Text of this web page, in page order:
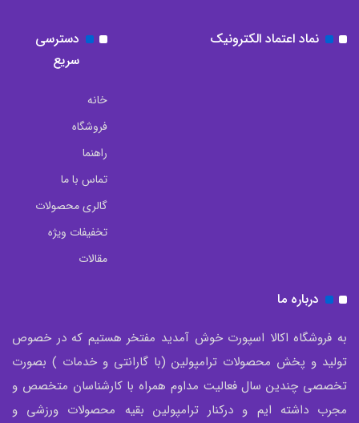
نماد اعتماد الکترونیک
دسترسی
سریع
خانه
فروشگاه
راهنما
تماس با ما
گالری محصولات
تخفیفات ویژه
مقالات
درباره ما
به فروشگاه اکالا اسپورت خوش آمدید مفتخر هستیم که در خصوص
تولید و پخش محصولات ترامپولین (با گارانتی و خدمات ) بصورت
تخصصی چندین سال فعالیت مداوم همراه با کارشناسان متخصص و
مجرب داشته ایم و درکنار ترامپولین بقیه محصولات ورزشی و